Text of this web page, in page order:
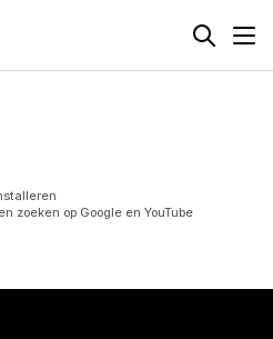
zoeken op Google en YouTube